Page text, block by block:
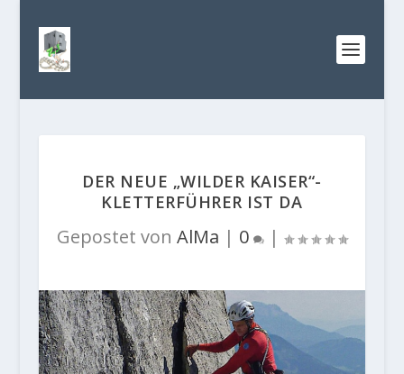
DER NEUE „WILDER KAISER“-
KLETTERFÜHRER IST DA
Gepostet von AlMa | 0 |